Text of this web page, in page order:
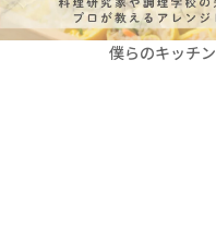
僕らのキッチン